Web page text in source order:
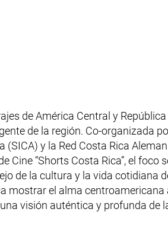
de América Central y
de la región. Co-organizada
y la Red Costa Rica
Cine “Shorts Costa Rica”, el foco
de la cultura y la vida cotidiana
mostrar el alma
visión auténtica y profunda de